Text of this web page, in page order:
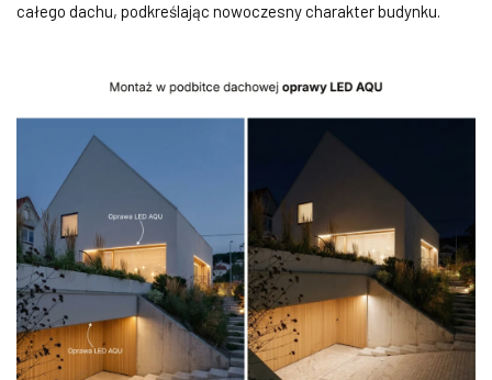
całego dachu, podkreślając nowoczesny charakter budynku.